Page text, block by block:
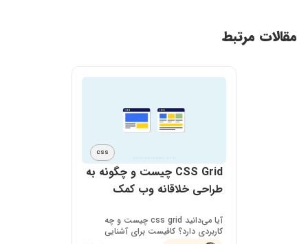
مقالات مرتبط
CSS
CSS Grid چیست و چگونه به
طراحی خلاقانه وب کمک
آیا می‌دانید css grid چیست و چه
کاربردی دارد؟ کافیست برای آشنایی